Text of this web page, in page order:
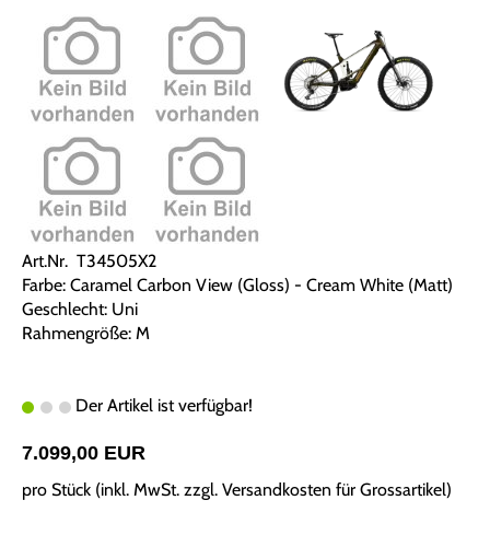
Art.Nr. T34505X2
Farbe: Caramel Carbon View (Gloss) - Cream White (Matt)
Geschlecht: Uni
Rahmengröße: M
Der Artikel ist verfügbar!
7.099,00 EUR
pro Stück (inkl. MwSt. zzgl. Versandkosten für Grossartikel)